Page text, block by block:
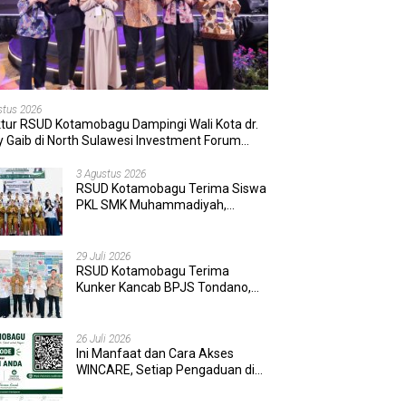
2026
RSUD Kotamobagu Dampingi Wali Kota dr.
Gaib di North Sulawesi Investment Forum
3 Agustus 2026
RSUD Kotamobagu Terima Siswa
PKL SMK Muhammadiyah,
29 Juli 2026
RSUD Kotamobagu Terima
Kunker Kancab BPJS Tondano,
26 Juli 2026
Ini Manfaat dan Cara Akses
WINCARE, Setiap Pengaduan di